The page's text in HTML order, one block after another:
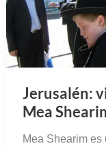
Jerusalén:
Mea
Mea Shearim